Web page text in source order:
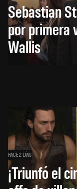
Sebastian
por primera
Wallis
HACE 2 DÍAS
¡Triunfó el